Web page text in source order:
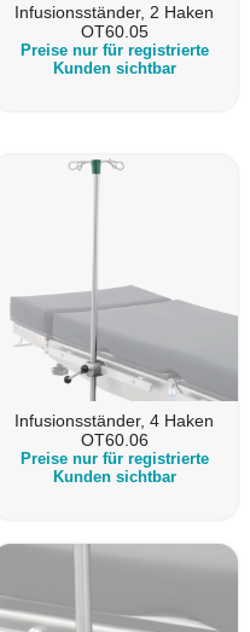
Infusionsständer, 2 Haken
OT60.05
Preise nur für registrierte
Kunden sichtbar
Infusionsständer, 4 Haken
OT60.06
Preise nur für registrierte
Kunden sichtbar